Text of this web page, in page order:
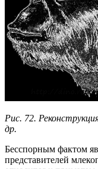
Рис. 72.
др.
Бесспорным фактом
представителей